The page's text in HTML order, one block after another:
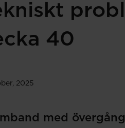
40
2025
med